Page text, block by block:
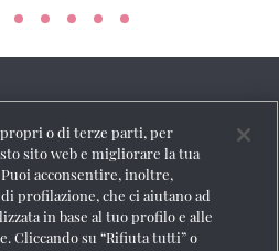
FS Italiane
o di terze parti, per
sito web e migliorare la tua
acconsentire, inoltre,
profilazione, che ci aiutano ad
in base al tuo profilo e alle
Cliccando su “Rifiuta tutti” o